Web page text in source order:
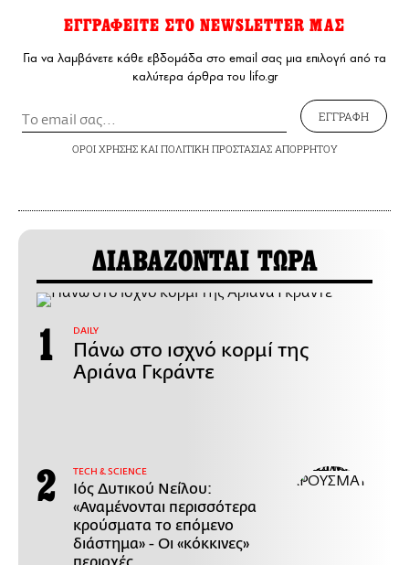
ΕΓΓΡΑΦΕΙΤΕ ΣΤΟ NEWSLETTER ΜΑΣ
Για να λαμβάνετε κάθε εβδομάδα στο email σας μια επιλογή από τα
καλύτερα άρθρα του lifo.gr
ΕΓΓΡΑΦΗ
ΟΡΟΙ ΧΡΗΣΗΣΚΑΙ ΠΟΛΙΤΙΚΗ ΠΡΟΣΤΑΣΙΑΣ ΑΠΟΡΡΗΤΟΥ
ΔΙΑΒΑΖΟΝΤΑΙ ΤΩΡΑ
DAILY
Πάνω στο ισχνό κορμί της
Αριάνα Γκράντε
ΤECH & SCIENCE
Ιός Δυτικού Νείλου:
«Αναμένονται περισσότερα
κρούσματα το επόμενο
διάστημα» - Οι «κόκκινες»